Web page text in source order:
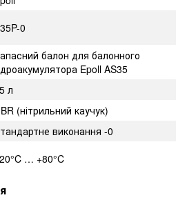
0
балон для балонного
Epoll AS35
л
(нітрильний каучук)
виконання -0
… +80°C